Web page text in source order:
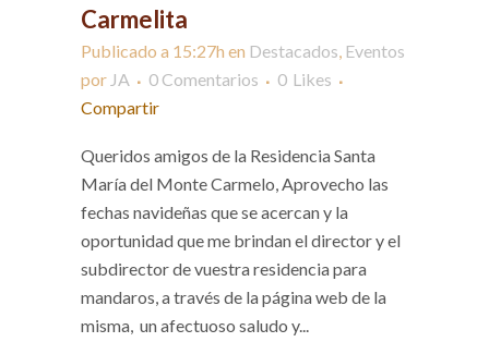
Carmelita
Publicado a 15:27h en Destacados, Eventos
por JA 0 Comentarios 0 Likes
Compartir
Queridos amigos de la Residencia Santa
María del Monte Carmelo, Aprovecho las
fechas navideñas que se acercan y la
oportunidad que me brindan el director y el
subdirector de vuestra residencia para
mandaros, a través de la página web de la
misma, un afectuoso saludo y...